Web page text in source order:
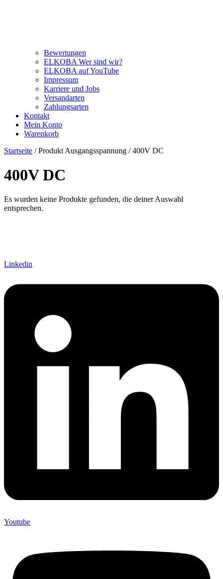
Bewertungen
ELKOBA Wer sind wir?
ELKOBA auf YouTube
Impressum
Karriere und Jobs
Versandarten
Zahlungsarten
Kontakt
Mein Konto
Warenkorb
Startseite / Produkt Ausgangsspannung / 400V DC
400V DC
Es wurden keine Produkte gefunden, die deiner Auswahl
entsprechen.
Linkedin
Youtube